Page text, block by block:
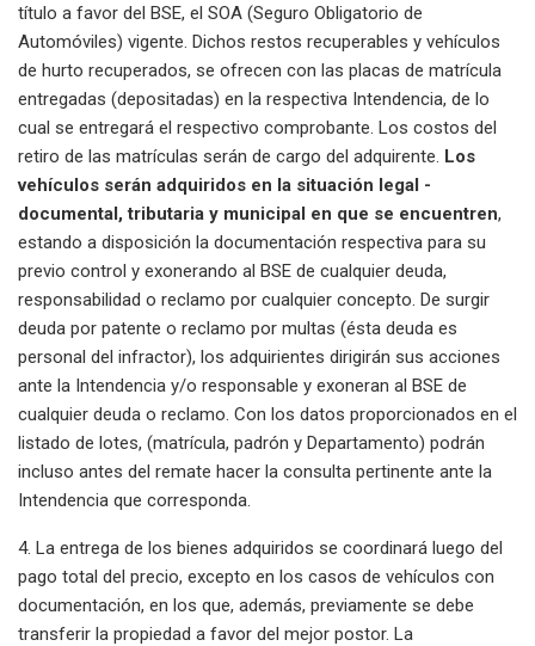
título a favor del BSE, el SOA (Seguro Obligatorio de
Automóviles) vigente. Dichos restos recuperables y vehículos
de hurto recuperados, se ofrecen con las placas de matrícula
entregadas (depositadas) en la respectiva Intendencia, de lo
cual se entregará el respectivo comprobante. Los costos del
retiro de las matrículas serán de cargo del adquirente. Los
vehículos serán adquiridos en la situación legal -
documental, tributaria y municipal en que se encuentren,
estando a disposición la documentación respectiva para su
previo control y exonerando al BSE de cualquier deuda,
responsabilidad o reclamo por cualquier concepto. De surgir
deuda por patente o reclamo por multas (ésta deuda es
personal del infractor), los adquirientes dirigirán sus acciones
ante la Intendencia y/o responsable y exoneran al BSE de
cualquier deuda o reclamo. Con los datos proporcionados en el
listado de lotes, (matrícula, padrón y Departamento) podrán
incluso antes del remate hacer la consulta pertinente ante la
Intendencia que corresponda.
4. La entrega de los bienes adquiridos se coordinará luego del
pago total del precio, excepto en los casos de vehículos con
documentación, en los que, además, previamente se debe
transferir la propiedad a favor del mejor postor. La